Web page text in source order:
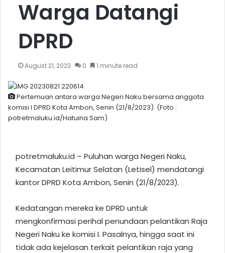
Warga Datangi
DPRD
August 21, 2023 0 1 minute read
Pertemuan antara warga Negeri Naku bersama anggota
komisi I DPRD Kota Ambon, Senin (21/8/2023). (Foto :
potretmaluku.id/Hatuina Sam)
potretmaluku.id – Puluhan warga Negeri Naku,
Kecamatan Leitimur Selatan (Letisel) mendatangi
kantor DPRD Kota Ambon, Senin (21/8/2023).
Kedatangan mereka ke DPRD untuk
mengkonfirmasi perihal penundaan pelantikan Raja
Negeri Naku ke komisi I. Pasalnya, hingga saat ini
tidak ada kejelasan terkait pelantikan raja yang